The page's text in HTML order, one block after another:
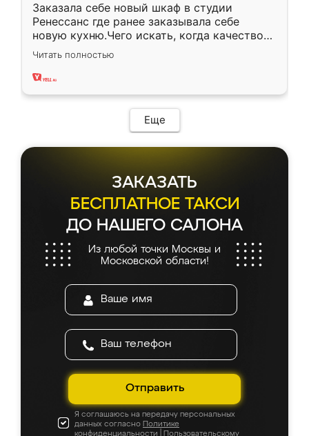
Заказала себе новый шкаф в студии
Ренессанс где ранее заказывала себе
новую кухню.Чего искать, когда качеством
вполне довольна. Служит кухня уже почти
два года, нареканий нет.
Читать полностью
Еще
ЗАКАЗАТЬ
БЕСПЛАТНОЕ ТАКСИ
ДО НАШЕГО САЛОНА
Из любой точки Москвы и
Московской области!
Отправить
Я соглашаюсь на передачу персональных
данных согласно Политике
конфиденциальности
Пользовательскому